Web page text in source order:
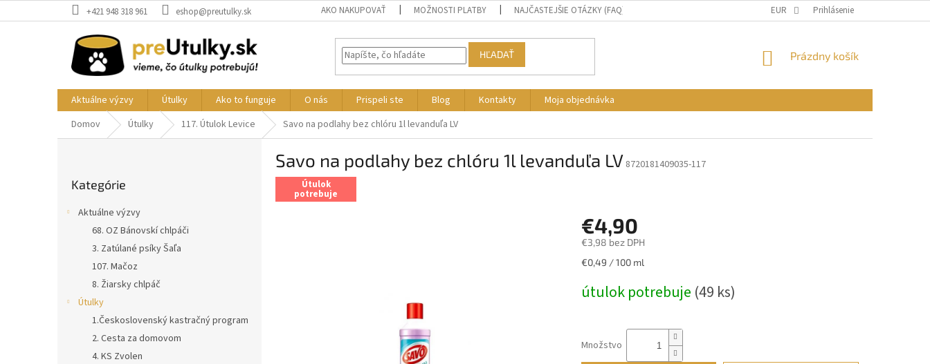
na
+421 948 318 961 eshop@preutulky.sk AKO NAKUPOVAŤ MOŽNOSTI PLATBY NAJČASTEJŠIE OTÁZKY (FAQ) PODMIENKY OCHRANY OSOBNÝCH
EUR Prihlásenie
HĽADAŤ
NÁKUPNÝ
Prázdny košík
Aktuálne výzvy Útulky Ako to funguje O nás Prispeli ste Blog Kontakty
Moja objednávka
Domov
Útulky 117. Útulok Levice Savo na podlahy bez chlóru 1l levanduľa LV
kategórie
Kategórie
Aktuálne výzvy
68. OZ Bánovskí chlpáči
3. Zatúlané psíky Šaľa
107. Mačoz
8. Žiarsky chlpáč
Útulky
1.Československý kastračný program
2. Cesta za domovom
4. KS Zvolen
Savo na podlahy bez chlóru 1l levanduľa LV 8720181409035-117
Útulok
potrebuje
€4,90
€3,98 bez DPH
Jednotková
€0,49 / 100 ml
útulok potrebuje (49 ks)
Množstvo